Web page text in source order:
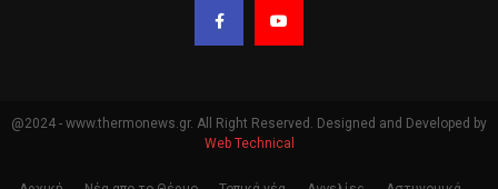
@2024 - www.thermonews.gr. All Right Reserved. Designed and Developed by
Web Technical